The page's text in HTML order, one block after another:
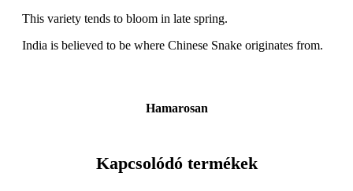
This variety tends to bloom in late spring.
India is believed to be where Chinese Snake originates from.
Hamarosan
Kapcsolódó termékek